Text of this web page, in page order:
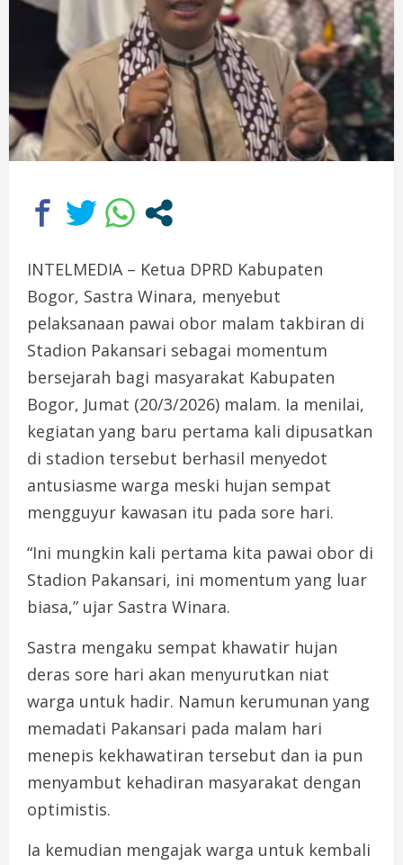
INTELMEDIA – Ketua DPRD Kabupaten
Bogor, Sastra Winara, menyebut
pelaksanaan pawai obor malam takbiran di
Stadion Pakansari sebagai momentum
bersejarah bagi masyarakat Kabupaten
Bogor, Jumat (20/3/2026) malam. Ia menilai,
kegiatan yang baru pertama kali dipusatkan
di stadion tersebut berhasil menyedot
antusiasme warga meski hujan sempat
mengguyur kawasan itu pada sore hari.
“Ini mungkin kali pertama kita pawai obor di
Stadion Pakansari, ini momentum yang luar
biasa,” ujar Sastra Winara.
Sastra mengaku sempat khawatir hujan
deras sore hari akan menyurutkan niat
warga untuk hadir. Namun kerumunan yang
memadati Pakansari pada malam hari
menepis kekhawatiran tersebut dan ia pun
menyambut kehadiran masyarakat dengan
optimistis.
Ia kemudian mengajak warga untuk kembali